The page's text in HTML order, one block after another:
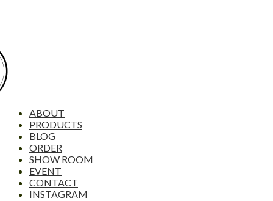
ABOUT
PRODUCTS
BLOG
ORDER
SHOW ROOM
EVENT
CONTACT
INSTAGRAM